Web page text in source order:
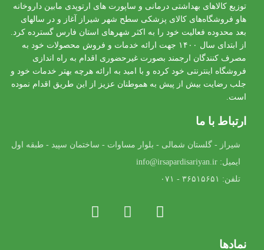
توزیع کالاهای بهداشتی درمانی و ساپورت های ارتوپدی مابین داروخانه
هاو فروشگاه‌های کالای پزشکی سطح شهر شیراز آغاز و در سالهای
بعد محدوده فعالیت خود را به اکثر شهرهای استان فارس گسترده کرد.
از ابتدای سال ۱۴۰۰ جهت ارائه خدمات و فروش محصولات خود به
مصرف کنندگان ارجمند بصورت غیرحضوری اقدام به راه اندازی
فروشگاه اینترنتی خود کرده و با امید به ارائه هرچه بهتر خدمات خود و
جلب رضایت بیش از پیش به هموطنان عزیز از این طریق اقدام نموده
است.
ارتباط با ما
شیراز - گلستان شمالی - بلوار مساوات - ساختمان سپید - طبقه اول
ایمیل: info@irsapardisariyan.ir
تلفن: ۳۶۵۱۵۶۵۱ - ۰۷۱
نمادها